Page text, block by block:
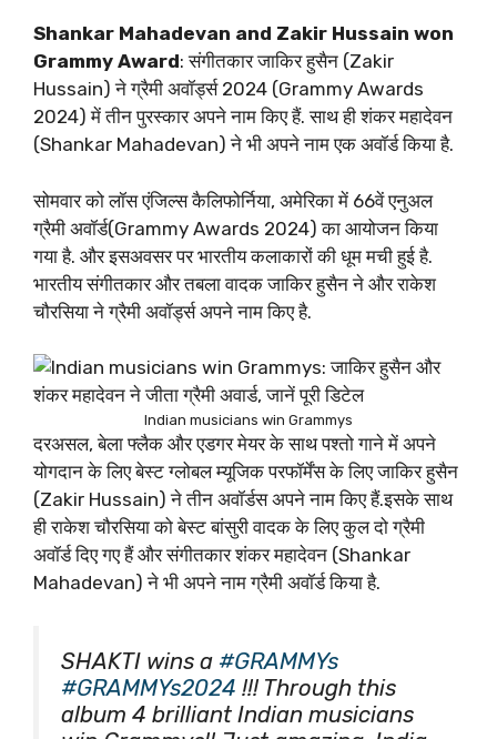
Shankar Mahadevan and Zakir Hussain won
Grammy Award: संगीतकार जाकिर हुसैन (Zakir
Hussain) ने ग्रैमी अवॉर्ड्स 2024 (Grammy Awards
2024) में तीन पुरस्कार अपने नाम किए हैं. साथ ही शंकर महादेवन
(Shankar Mahadevan) ने भी अपने नाम एक अवॉर्ड किया है.
सोमवार को लॉस एंजिल्स कैलिफोर्निया, अमेरिका में 66वें एनुअल
ग्रैमी अवॉर्ड(Grammy Awards 2024) का आयोजन किया
गया है. और इसअवसर पर भारतीय कलाकारों की धूम मची हुई है.
भारतीय संगीतकार और तबला वादक जाकिर हुसैन ने और राकेश
चौरसिया ने ग्रैमी अवॉर्ड्स अपने नाम किए है.
Indian musicians win Grammys
दरअसल, बेला फ्लैक और एडगर मेयर के साथ पश्तो गाने में अपने
योगदान के लिए बेस्ट ग्लोबल म्यूजिक परफॉर्मेंस के लिए जाकिर हुसैन
(Zakir Hussain) ने तीन अवॉर्डस अपने नाम किए हैं.इसके साथ
ही राकेश चौरसिया को बेस्ट बांसुरी वादक के लिए कुल दो ग्रैमी
अवॉर्ड दिए गए हैं और संगीतकार शंकर महादेवन (Shankar
Mahadevan) ने भी अपने नाम ग्रैमी अवॉर्ड किया है.
SHAKTI wins a #GRAMMYs
#GRAMMYs2024 !!! Through this
album 4 brilliant Indian musicians